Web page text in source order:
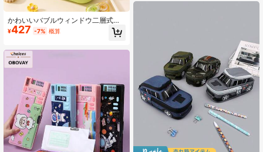
かわいいバブルウィンドウ二層式筆
箱、かわいい日本風DIYカスタマイズ
可能なペンボックス、大容量キッズ
品
¥427 -7% 概算